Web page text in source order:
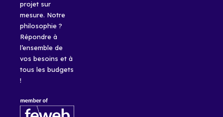
projet sur
mesure. Notre
philosophie ?
Répondre à
l’ensemble de
vos besoins et à
tous les budgets
!